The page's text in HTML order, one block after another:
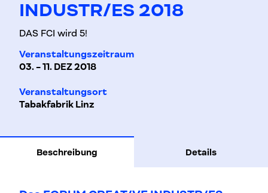
INDUSTR/ES 2018
DAS FCI wird 5!
Veranstaltungszeitraum
03. - 11. DEZ 2018
Veranstaltungsort
Tabakfabrik Linz
Beschreibung Details